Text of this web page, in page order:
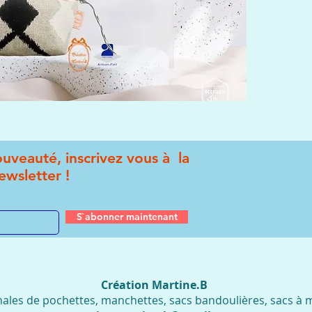
inscrivez vous à la
!
S`abonner maintenant
Création Martine.B
de pochettes, manchettes, sacs bandoulières, sacs à